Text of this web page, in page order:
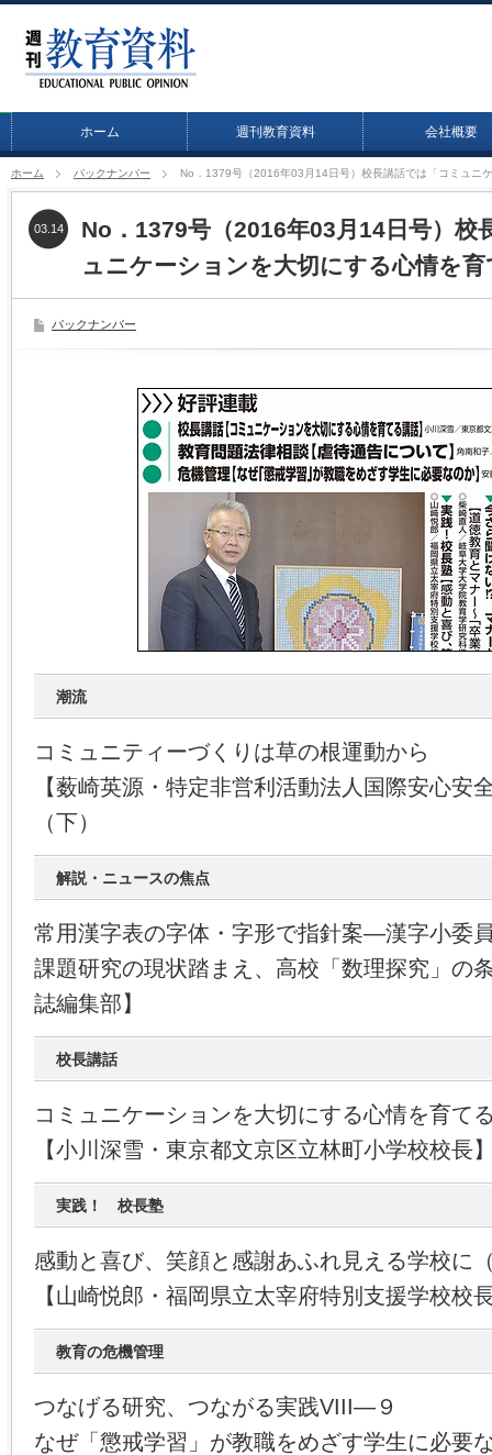
ホーム 週刊教育資料 会社概要
ホーム バックナンバー No．1379号（2016年03月14日号）校長講話では「コミュニ
No．1379号（2016年03月14日号）校
ュニケーションを大切にする心情を
03.14
バックナンバー
潮流
コミュニティーづくりは草の根運動から
【薮崎英源・特定非営利活動法人国際安心安
（下）
解説・ニュースの焦点
常用漢字表の字体・字形で指針案―漢字小委
課題研究の現状踏まえ、高校「数理探究」の
誌編集部】
校長講話
コミュニケーションを大切にする心情を育て
【小川深雪・東京都文京区立林町小学校校長
実践！ 校長塾
感動と喜び、笑顔と感謝あふれ見える学校に
【山崎悦郎・福岡県立太宰府特別支援学校校
教育の危機管理
つなげる研究、つながる実践VIII―９
なぜ「懲戒学習」が教職をめざす学生に必要